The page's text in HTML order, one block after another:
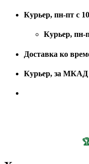
Курьер, пн-пт с
Курьер,
Доставка ко
Курьер, за МКАД